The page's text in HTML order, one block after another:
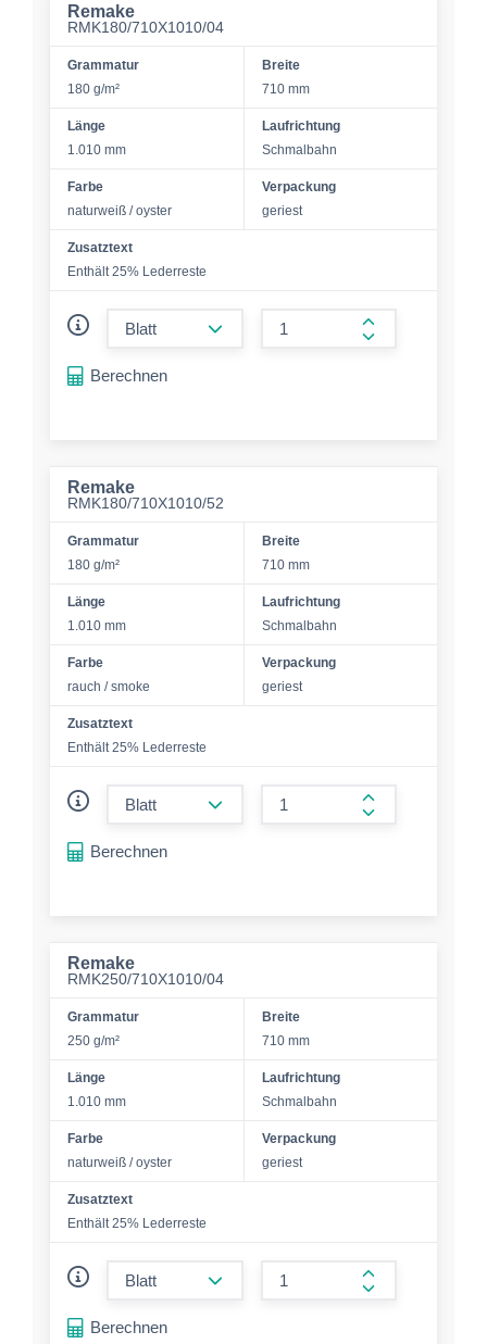
Remake
RMK180/710X1010/04
Grammatur
180 g/m²
Breite
710 mm
Länge
1.010 mm
Laufrichtung
Schmalbahn
Farbe
naturweiß / oyster
Verpackung
geriest
Zusatztext
Enthält 25% Lederreste
form.increase-
Berechnen
Remake
RMK180/710X1010/52
Grammatur
180 g/m²
Breite
710 mm
Länge
1.010 mm
Laufrichtung
Schmalbahn
Farbe
rauch / smoke
Verpackung
geriest
Zusatztext
Enthält 25% Lederreste
form.increase-
Berechnen
Remake
RMK250/710X1010/04
Grammatur
250 g/m²
Breite
710 mm
Länge
1.010 mm
Laufrichtung
Schmalbahn
Farbe
naturweiß / oyster
Verpackung
geriest
Zusatztext
Enthält 25% Lederreste
form.increase-
Berechnen